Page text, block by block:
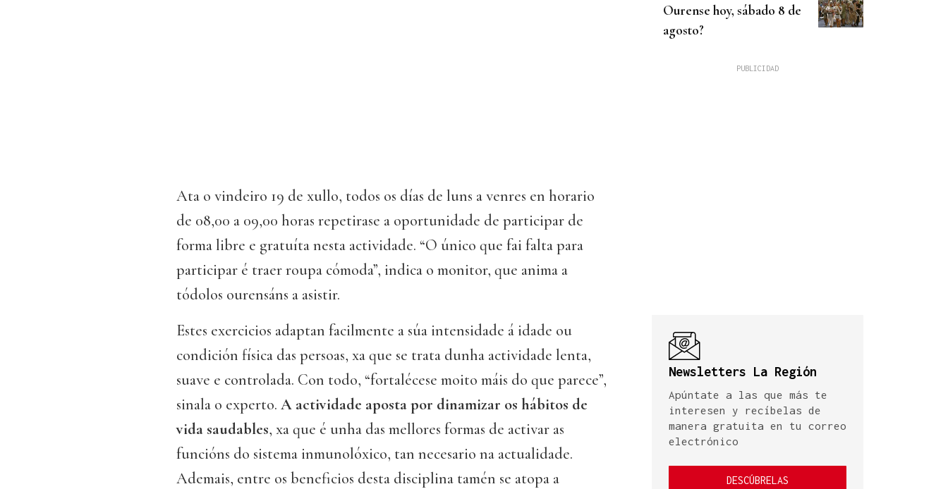
Ata o vindeiro 19 de xullo, todos os días de luns a venres en horario
de 08,00 a 09,00 horas repetirase a oportunidade de participar de
forma libre e gratuíta nesta actividade. “O único que fai falta para
participar é traer roupa cómoda”, indica o monitor, que anima a
tódolos ourensáns a asistir.
Estes exercicios adaptan facilmente a súa intensidade á idade ou
condición física das persoas, xa que se trata dunha actividade lenta,
suave e controlada. Con todo, “fortalécese moito máis do que parece”,
sinala o experto. A actividade aposta por dinamizar os hábitos de
vida saudables, xa que é unha das mellores formas de activar as
funcións do sistema inmunolóxico, tan necesario na actualidade.
Ademais, entre os beneficios desta disciplina tamén se atopa a
Ourense hoy, sábado 8 de
agosto?
Newsletters La Región
Apúntate a las que más te
interesen y recíbelas de
manera gratuita en tu correo
electrónico
DESCÚBRELAS